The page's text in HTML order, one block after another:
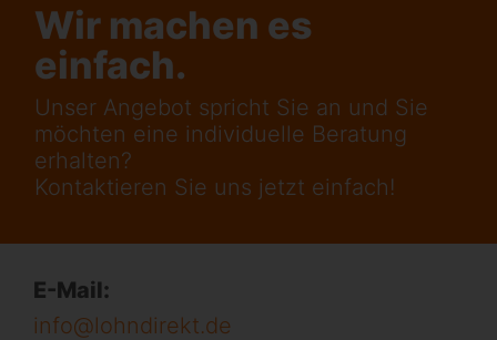
Wir machen es
einfach.
Unser Angebot spricht Sie an und Sie
möchten eine individuelle Beratung
erhalten?
Kontaktieren Sie uns jetzt einfach!
E-Mail:
info@lohndirekt.de